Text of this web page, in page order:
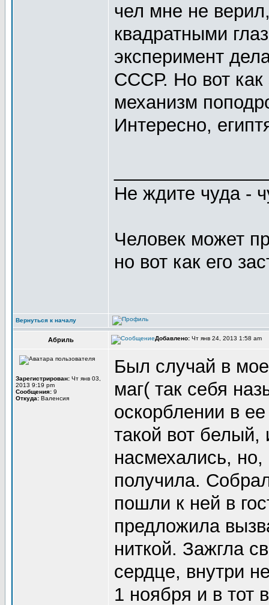
чел мне не
квадратными
эксперимент
СССР. Но вот как
механизм
Интересно,
Не ждите чуда -
Человек может
но вот как его
Вернуться к началу
Абриль Добавлено: Чт янв 24, 2013 1:58 am
Зарегистрирован: Чт янв 03,
2013 9:19 pm
Сообщения: 9
Откуда: Валенсия
Был случай в
маг( так себя
оскорблении в
такой вот
насмехались,
получила.
пошли к ней в
предложила
ниткой. Зажгла
сердце, внутри
1 ноября и в тот